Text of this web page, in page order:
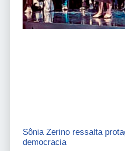
Sônia Zerino ressalta
democracia